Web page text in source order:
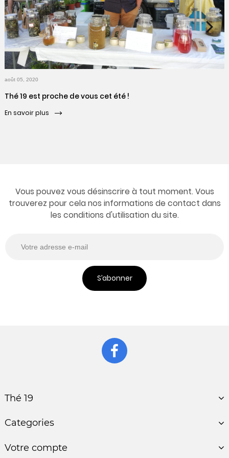
Thé 19 est proche de vous cet été !
En savoir plus
Vous pouvez vous désinscrire à tout moment. Vous
trouverez pour cela nos informations de contact dans
les conditions d'utilisation du site.
S’abonner
Thé 19
Categories
Votre compte